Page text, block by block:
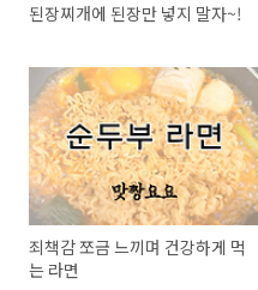
된장찌개에 된장만 넣지 말자~!
죄책감 쪼금 느끼며 건강하게 먹
는 라면